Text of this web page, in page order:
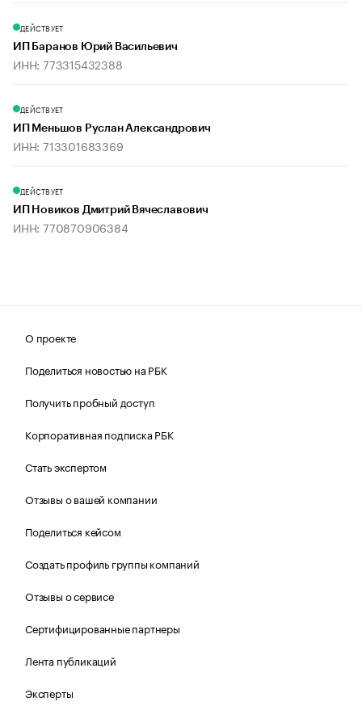
ДЕЙСТВУЕТ
ИП Баранов Юрий Васильевич
ИНН: 773315432388
ДЕЙСТВУЕТ
ИП Меньшов Руслан Александрович
ИНН: 713301683369
ДЕЙСТВУЕТ
ИП Новиков Дмитрий Вячеславович
ИНН: 770870906384
О проекте
Поделиться новостью на РБК
Получить пробный доступ
Корпоративная подписка РБК
Стать экспертом
Отзывы о вашей компании
Поделиться кейсом
Создать профиль группы компаний
Отзывы о сервисе
Сертифицированные партнеры
Лента публикаций
Эксперты